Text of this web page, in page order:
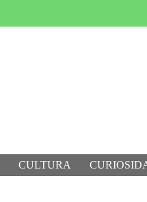
CULTURA